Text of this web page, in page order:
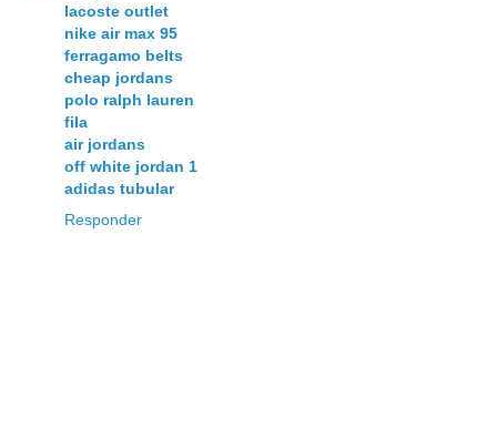
lacoste outlet
nike air max 95
ferragamo belts
cheap jordans
polo ralph lauren
fila
air jordans
off white jordan 1
adidas tubular
Responder